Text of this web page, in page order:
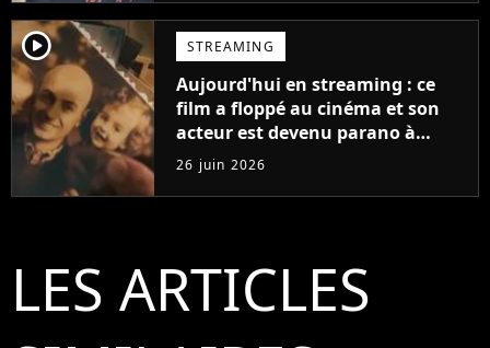
player2 STREAMING
Aujourd'hui en streaming : ce
film a floppé au cinéma et son
acteur est devenu parano à
cause de l'histoire
26 juin 2026
LES ARTICLES